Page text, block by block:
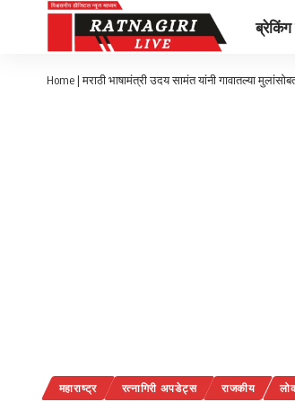
Home |मराठी भाषामंत्री उदय सामंत यांनी गावातल्या
महाराष्ट्र रत्नागिरी अपडेट्स राजकीय